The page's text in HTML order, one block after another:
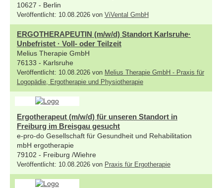
10627 - Berlin
Veröffentlicht: 10.08.2026 von ViVental GmbH
ERGOTHERAPEUTIN (m/w/d) Standort Karlsruhe·
Unbefristet · Voll- oder Teilzeit
Melius Therapie GmbH
76133 - Karlsruhe
Veröffentlicht: 10.08.2026 von Melius Therapie GmbH - Praxis für
Logopädie, Ergotherapie und Physiotherapie
Ergotherapeut (m/w/d) für unseren Standort in
Freiburg im Breisgau gesucht
e-pro-do Gesellschaft für Gesundheit und Rehabilitation
mbH ergotherapie
79102 - Freiburg /Wiehre
Veröffentlicht: 10.08.2026 von Praxis für Ergotherapie